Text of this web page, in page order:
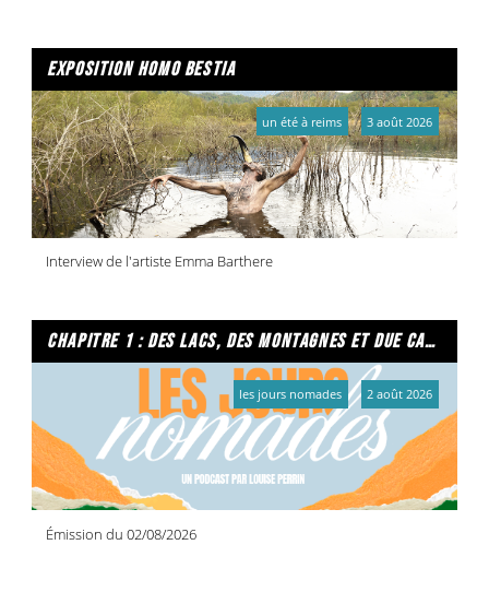
exposition homo bestia
Interview de l'artiste Emma Barthere
un été à reims 3 août 2026
chapitre 1 : des lacs, des montagnes et due caffe per favore
Émission du 02/08/2026
les jours nomades 2 août 2026